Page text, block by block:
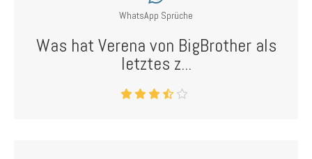
WhatsApp Sprüche
Was hat Verena von BigBrother als
letztes z...